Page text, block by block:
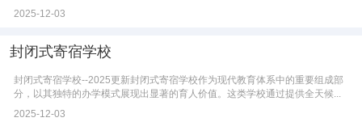
2025-12-03
封闭式寄宿学校
封闭式寄宿学校--2025更新封闭式寄宿学校作为现代教育体系中的重要组成部
分，以其独特的办学模式展现出显著的育人价值。这类学校通过提供全天候...
2025-12-03